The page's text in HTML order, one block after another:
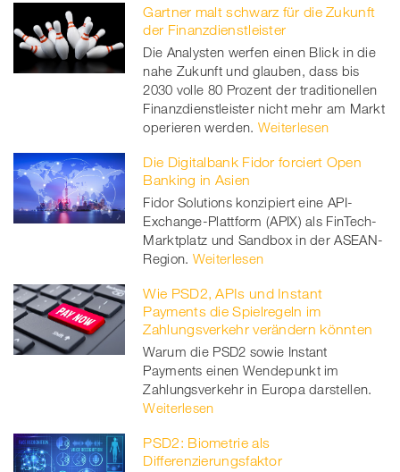
Gartner malt schwarz für die Zukunft
der Finanzdienstleister
Die Analysten werfen einen Blick in die
nahe Zukunft und glauben, dass bis
2030 volle 80 Prozent der traditionellen
Finanzdienstleister nicht mehr am Markt
operieren werden. Weiterlesen
Die Digitalbank Fidor forciert Open
Banking in Asien
Fidor Solutions konzipiert eine API-
Exchange-Plattform (APIX) als FinTech-
Marktplatz und Sandbox in der ASEAN-
Region. Weiterlesen
Wie PSD2, APIs und Instant
Payments die Spielregeln im
Zahlungsverkehr verändern könnten
Warum die PSD2 sowie Instant
Payments einen Wendepunkt im
Zahlungsverkehr in Europa darstellen.
Weiterlesen
PSD2: Biometrie als
Differenzierungsfaktor